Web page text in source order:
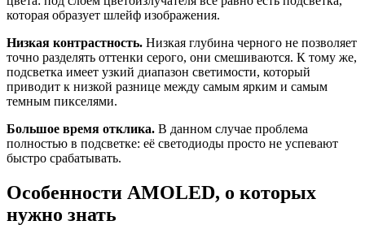
которая образует шлейф изображения.
Низкая контрастность. Низкая глубина черного не позволяет
точно разделять оттенки серого, они смешиваются. К тому же,
подсветка имеет узкий диапазон светимости, который
приводит к низкой разнице между самым ярким и самым
темным пикселями.
Большое время отклика. В данном случае проблема
полностью в подсветке: её светодиоды просто не успевают
быстро срабатывать.
Особенности AMOLED, о которых
нужно знать